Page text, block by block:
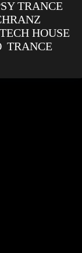
TRANCE
TECH HOUSE
TRANCE